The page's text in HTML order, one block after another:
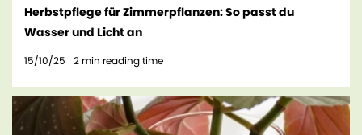
Herbstpflege für Zimmerpflanzen: So passt du
Wasser und Licht an
15/10/25 2 min reading time